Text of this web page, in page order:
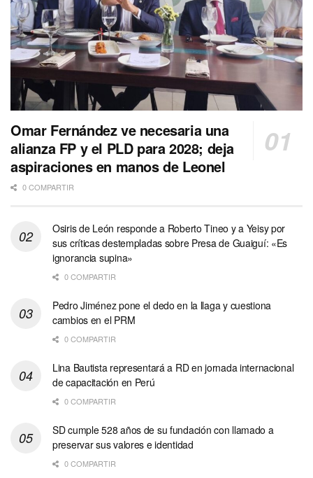
Omar Fernández ve necesaria una
alianza FP y el PLD para 2028; deja
aspiraciones en manos de Leonel
0 COMPARTIR
Osiris de León responde a Roberto Tineo y a Yeisy por
sus críticas destempladas sobre Presa de Guaiguí: «Es
ignorancia supina»
0 COMPARTIR
Pedro Jiménez pone el dedo en la llaga y cuestiona
cambios en el PRM
0 COMPARTIR
Lina Bautista representará a RD en jornada internacional
de capacitación en Perú
0 COMPARTIR
SD cumple 528 años de su fundación con llamado a
preservar sus valores e identidad
0 COMPARTIR